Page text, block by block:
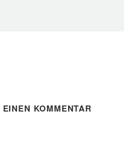
EINEN KOMMENTAR